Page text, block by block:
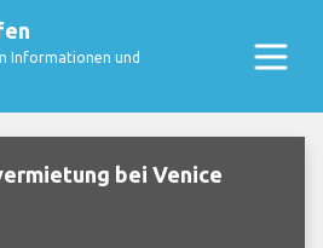
Informationen und
bei Venice